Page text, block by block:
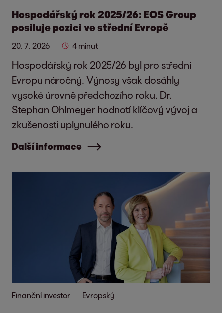
Hospodářský rok 2025/26: EOS Group
posiluje pozici ve střední Evropě
20. 7. 2026 4 minut
Hospodářský rok 2025/26 byl pro střední
Evropu náročný. Výnosy však dosáhly
vysoké úrovně předchozího roku. Dr.
Stephan Ohlmeyer hodnotí klíčový vývoj a
zkušenosti uplynulého roku.
Další informace
Finanční investor Evropský